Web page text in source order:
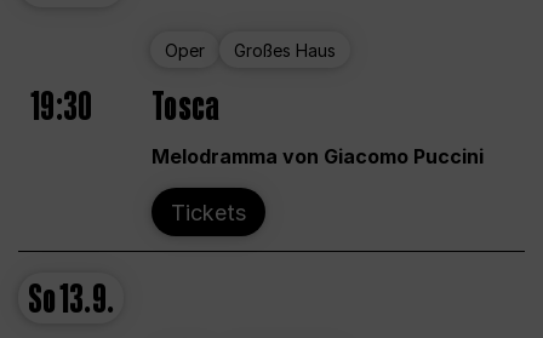
Oper Großes Haus
19:30 Tosca
Melodramma von Giacomo Puccini
Tickets
So13.9.